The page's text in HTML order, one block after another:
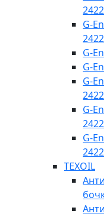
G-
G-
G-
G-
G-
G-
TEXOIL